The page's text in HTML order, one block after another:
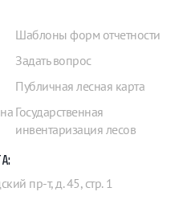
Шаблоны форм отчетности
Задать вопрос
Публичная лесная карта
Государственная
инвентаризация лесов
пр-т, д. 45, стр. 1